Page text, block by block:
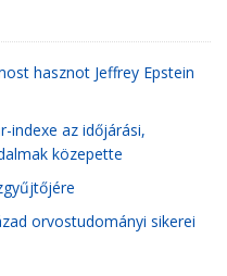
hasznot Jeffrey Epstein
indexe az időjárási,
közepette
orvostudományi sikerei